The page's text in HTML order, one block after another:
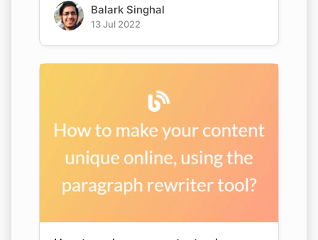
Balark Singhal
13 Jul 2022